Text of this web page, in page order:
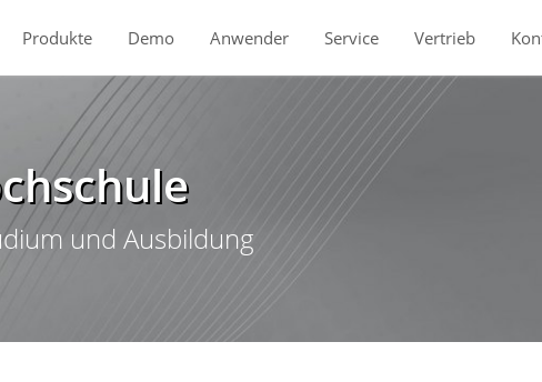
Produkte Demo Anwender Service Vertrieb
und Ausbildung
Service